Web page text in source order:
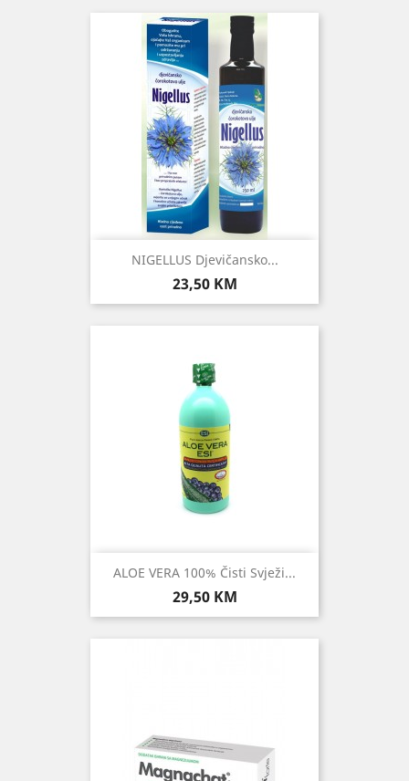
NIGELLUS Djevičansko...
Cijena
23,50 KM
ALOE VERA 100% Čisti Svježi...
Cijena
29,50 KM